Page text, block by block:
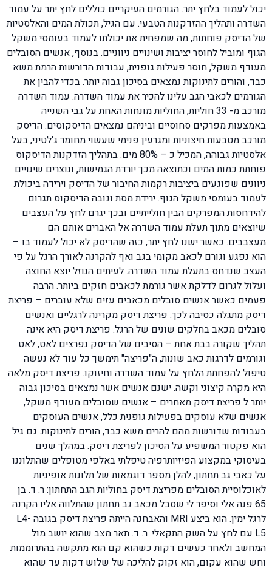
יכול לעמוד בלחץ יתר. הגורמים העיקריים כוללים לחץ יתר על עמוד
השדרה ותהליך ההזדקנות הטבעי. עם הגיל, תכולת המים והאלסטיות
של הדיסק פוחתות, מה שמפחית את יכולתו לעמוד בעומסי משקל
הגוף ומוביל לחוסר יציבות ושינויים ניווניים. בנוסף, אנשים הסובלים
מעודף משקל, חוסר פעילות גופנית, עבודות הדורשות הרמת משא
כבד, והורים לתינוקות נמצאים בסיכון גבוה יותר. בכדי להבין את
הגורמים לכאבי הגב עלינו להכיר את עמוד השדרה. עמוד השדרה
מורכב מ- 33 חוליות, החוליות מונחות האחת על גבי השנייה
באמצעות מפרקים סחוסיים וביניהם נמצאים הדיסקוסים. הדיסק
מורכב מטבעות חיצוניות ומגרעין פנימי שעשוי מחומר ג'לטיני, בעל
אלסטיות גבוהה, המכיל כ – 80% מים. בתהליך הזדקנות הדיסקוס
פוחתת כמות המים וכתוצאה מכך יורדת הגמישות, ונוצרים שינויים
ניוונים שפוגעים ביציבות רקמות החיבור של הדיסק וירידה ביכולת
לעמוד בעומסי משקל הגוף. ירידת מסת וגובה הדיסקוס תגרום
להידחסות המפרקים הבין חולייתיים ובכך יגרם לחץ על העצבים
שיוצאים מתוך תעלת עמוד השדרה אל האברים אותם הם
מעצבבים. כאשר ישנו לחץ יתר, כזה שהדיסק לא יכול לעמוד בו –
הוא נפגע וגורם לכאב מקומי בגב ואף להקרנה לאורך הרגל על פי
העצב שנדחס בתעלת עמוד השדרה. לעיתים הנוזל יוצא החוצה
ועלול לגרום לדלקת אשר גורמת לכאבים חזקים ביותר. הרבה
פעמים כאשר אנשים סובלים מכאבים עזים שלא עוברים – פריצת
דיסק מתגלה כסיבה לכך. פריצת דיסק מקרינה לרגליים ואנשים
סובלים מכאב בחלקים שונים של הרגל. פריצת דיסק היא אינה
תהליך שקורה בבת אחת – הסיבים של הדיסק נפרצים לאט, לאט
וגורמים לדרגות כאב שונות, ה"פריצה" תימשך כל עוד לא נעשה
טיפול להפחתת הלחץ על עמוד השדרה וחיזוקו. פריצת דיסק מלאה
היא מקרה קיצוני וקשה. ישנם אנשים אשר נמצאים בסיכון גבוה
יותר ל פריצת דיסק מאחרים – אנשים שסובלים מעודף משקל,
אנשים שלא עוסקים בפעילות גופנית כלל, אנשים העוסקים
בעבודות שדורשות מהם להרים משא כבד, הורים לתינוקות. גם גיל
הוא פקטור המשפיע על הסיכון לפריצת דיסק. במהלך שנים
בעיסוקי במקצוע הפיזיותרפיה טיפלתי באלפי מטופלים שהתלוננו
על כאבי גב תחתון, להלן מספר דוגמאות של תלונות אופיניות
לאוכלוסיית הסובלים מפריצת דיסק בחוליות הגב התחתון: ר. ד. בן
65 פנה אלי וסיפר לי שסבל מכאב גב תחתון שהתלווה אליו הקרנה
לרגל ימין. הוא ביצע MRI והאבחנה הייתה פריצת דיסק בגובה L4-
L5 עם לחץ על השק התקאלי. ר. ד. תאר מצב שהוא יושב מול
המחשב ולאחר כעשים דקות כשהוא קם הוא מתקשה בהתרוממות
וחש שהוא עקום, הוא זקוק להליכה של שלוש דקות עד שהוא